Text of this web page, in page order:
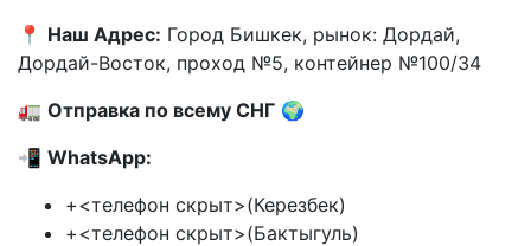
📍 Наш Адрес: Город Бишкек, рынок: Дордай,
Дордай-Восток, проход №5, контейнер №100/34
🚛 Отправка по всему СНГ 🌍
📲 WhatsApp:
+<телефон скрыт>(Керезбек)
+<телефон скрыт>(Бактыгуль)